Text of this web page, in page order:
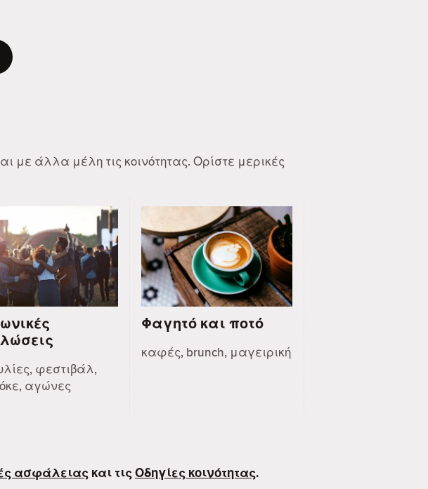
με άλλα μέλη τις κοινότητας. Ορίστε μερικές
φεστιβάλ,
αγώνες
Φαγητό και ποτό
καφές, brunch, μαγειρική
ασφάλειας και τιςΟδηγίες κοινότητας.